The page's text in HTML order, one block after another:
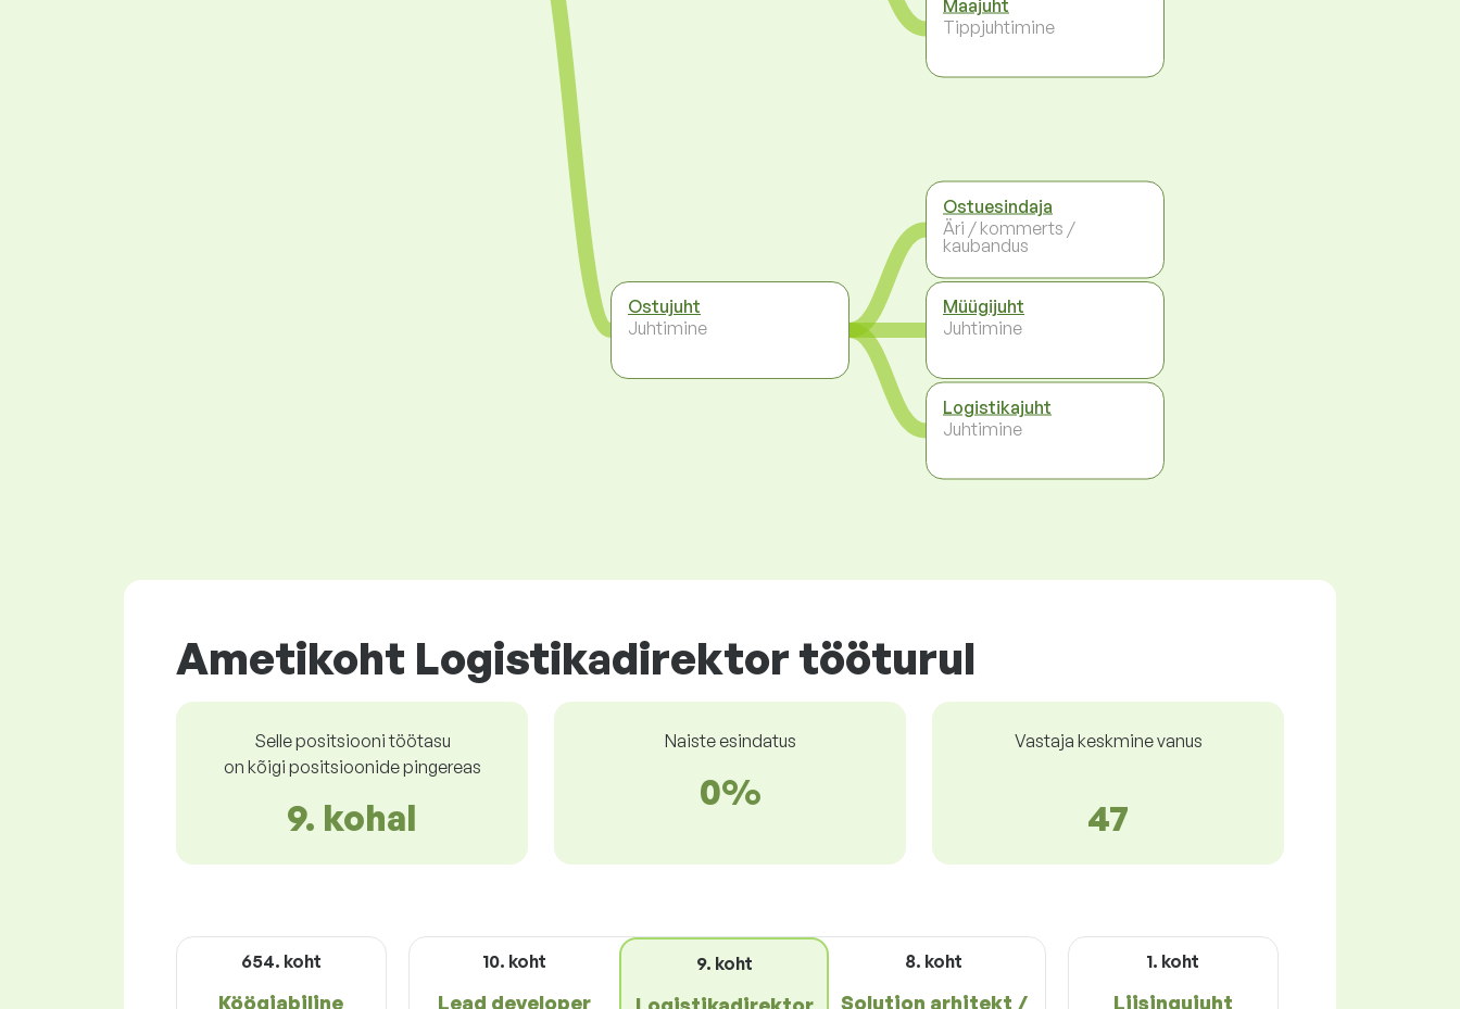
Ostujuht
Juhtimine
Maajuht
Tippjuhtimine
Ostuesindaja
Äri / kommerts /
kaubandus
Müügijuht
Juhtimine
Logistikajuht
Juhtimine
Ametikoht Logistikadirektor tööturul
Selle positsiooni töötasu
on kõigi positsioonide pingereas
9. kohal
Naiste esindatus
0%
Vastaja keskmine vanus
47
654. koht
Köögiabiline
10. koht
Lead developer
9. koht 8. koht
Solution arhitekt /
1. koht
Liisingujuht